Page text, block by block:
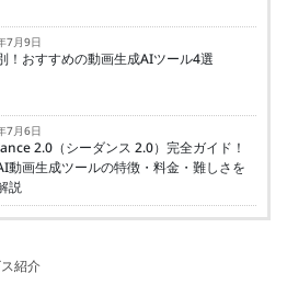
7月9日
！おすすめの動画生成AIツール4選
7月6日
2.0（シーダンス 2.0）完全ガイド！
動画生成ツールの特徴・料金・難しさを
説
紹介